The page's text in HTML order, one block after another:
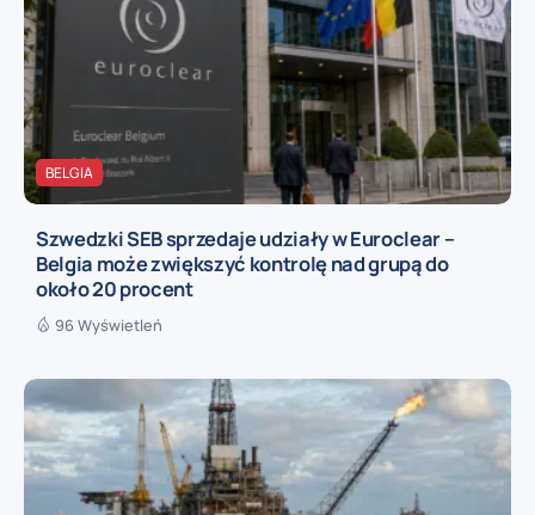
BELGIA
Szwedzki SEB sprzedaje udziały w Euroclear –
Belgia może zwiększyć kontrolę nad grupą do
około 20 procent
96 Wyświetleń